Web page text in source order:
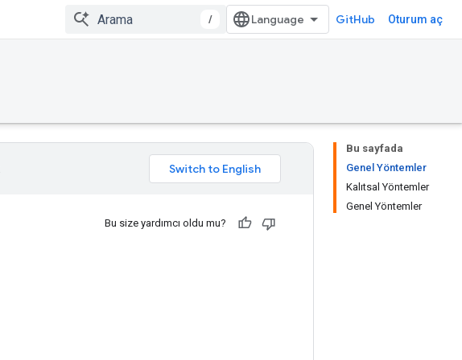
/ GitHub Oturum aç
Bu sayfada
Genel Yöntemler
Kalıtsal Yöntemler
Genel Yöntemler
Bu size yardımcı oldu mu?